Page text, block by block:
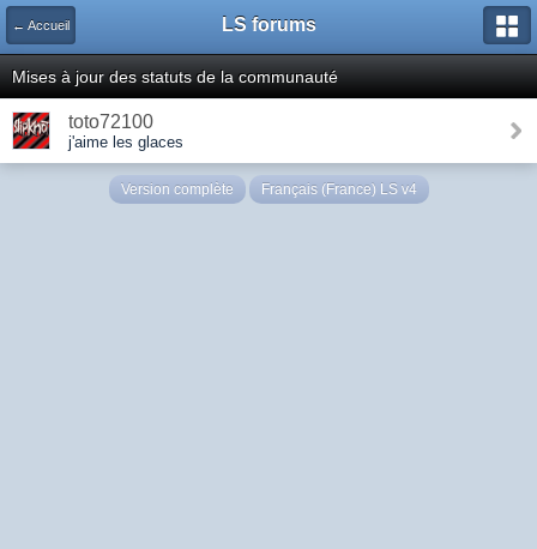
← Accueil LS forums
Mises à jour des statuts de la communauté
toto72100
j'aime les glaces
Version complète Français (France) LS v4